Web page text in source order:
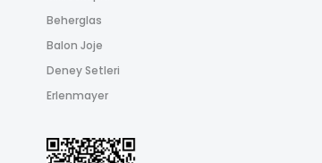
Beherglas
Balon Joje
Deney Setleri
Erlenmayer